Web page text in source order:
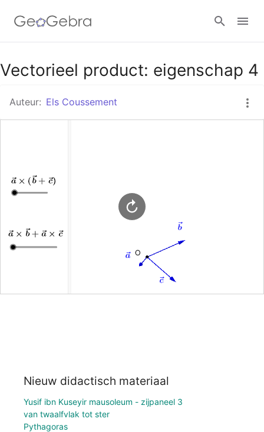
Google Classroom
GeoGebra Klaslokaal
Vectorieel product: eigenschap 4
Auteur: Els Coussement
Nieuw didactisch materiaal
Yusif ibn Kuseyir mausoleum - zijpaneel 3
van twaalfvlak tot ster
Pythagoras